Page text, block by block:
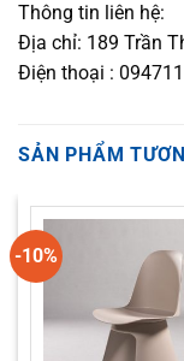
Thông tin liên hệ:
Địa chỉ: 189 Trần
Điện thoại :
SẢN PHẨM
-10%